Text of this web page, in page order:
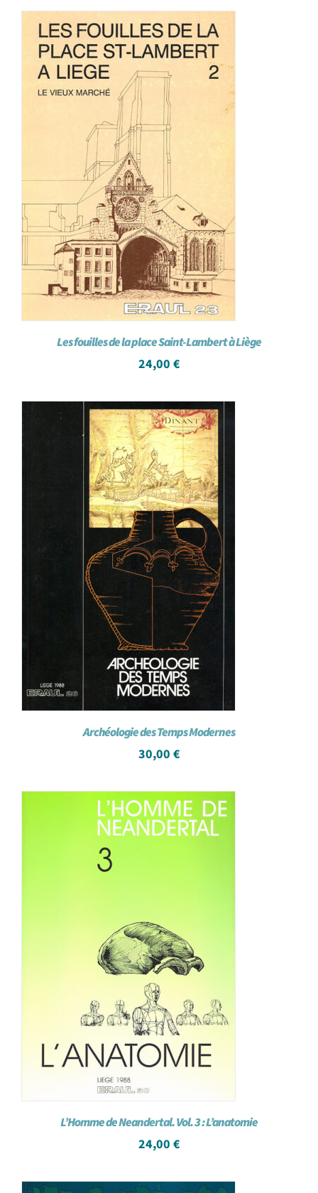
Les fouilles de la place Saint-Lambert à Liège
24,00 €
Archéologie des Temps Modernes
30,00 €
L’Homme de Neandertal. Vol. 3 : L’anatomie
24,00 €